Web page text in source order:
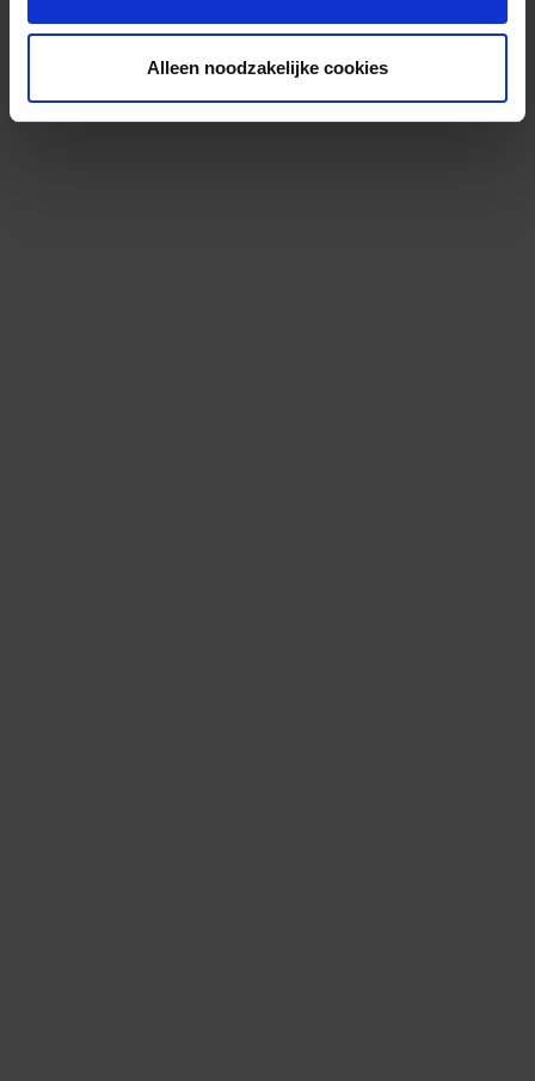
Alleen noodzakelijke cookies